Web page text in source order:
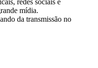
mídia.
da transmissão no